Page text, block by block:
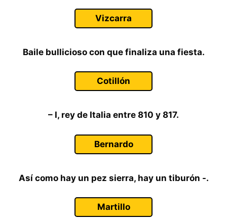
Vizcarra
Baile bullicioso con que finaliza una fiesta.
Cotillón
– I, rey de Italia entre 810 y 817.
Bernardo
Así como hay un pez sierra, hay un tiburón -.
Martillo